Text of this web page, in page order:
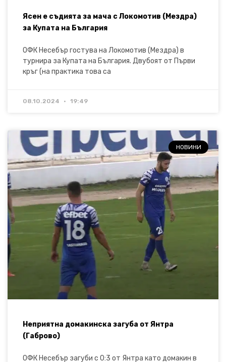
Ясен е съдията за мача с Локомотив (Мездра)
за Купата на България
ОФК Несебър гостува на Локомотив (Мездра) в
турнира за Купата на България. Двубоят от Първи
кръг (на практика това са
08.10.2024 19:49
НОВИНИ
Неприятна домакинска загуба от Янтра
(Габрово)
ОФК Несебър загуби с 0:3 от Янтра като домакин в